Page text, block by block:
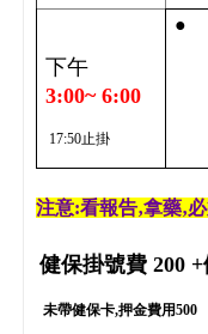
下午
3:00~ 6:00
17:50止掛
●
注意:看報告‚拿藥‚
健保掛號費 200 +
未帶健保卡,押金費用500